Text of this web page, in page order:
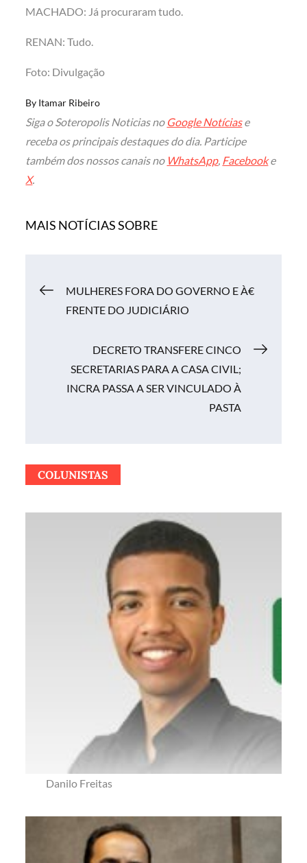
MACHADO: Já procuraram tudo.
RENAN: Tudo.
Foto: Divulgação
By Itamar Ribeiro
Siga o Soteropolis Noticias no Google Notíciase
receba os principais destaques do dia. Participe
também dos nossos canais no WhatsApp, Facebooke
X.
MAIS NOTÍCIAS SOBRE
Navegação
Post
MULHERES FORA DO GOVERNO E À€
FRENTE DO JUDICIÁRIO
DECRETO TRANSFERE CINCO
SECRETARIAS PARA A CASA CIVIL;
INCRA PASSA A SER VINCULADO À
PASTA
COLUNISTAS
Danilo Freitas